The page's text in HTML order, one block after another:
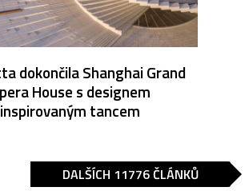
dokončila Shanghai Grand
House s designem
inspirovaným tancem
DALŠÍCH 11776 ČLÁNKŮ